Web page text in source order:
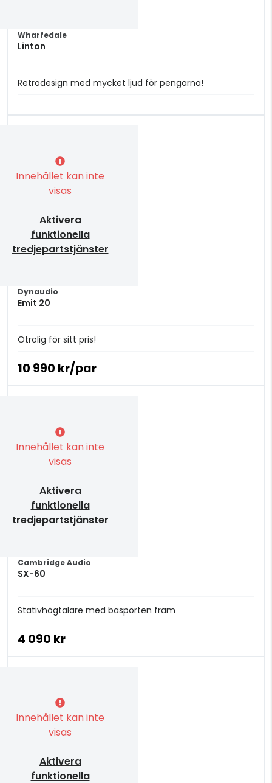
Wharfedale
Linton
Retrodesign med mycket ljud för pengarna!
Innehållet kan inte
visas
Aktivera
funktionella
tredjepartstjänster
Dynaudio
Emit 20
Otrolig för sitt pris!
10 990 kr/par
Innehållet kan inte
visas
Aktivera
funktionella
tredjepartstjänster
Cambridge Audio
SX-60
Stativhögtalare med basporten fram
4 090 kr
Innehållet kan inte
visas
Aktivera
funktionella